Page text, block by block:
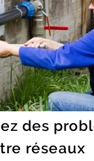
des
réseaux